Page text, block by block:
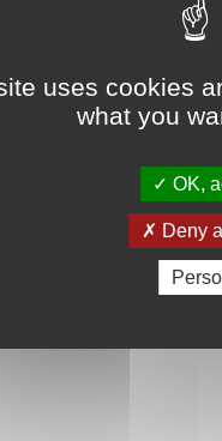
Hoche
uses cookies
what you
OK,
Deny